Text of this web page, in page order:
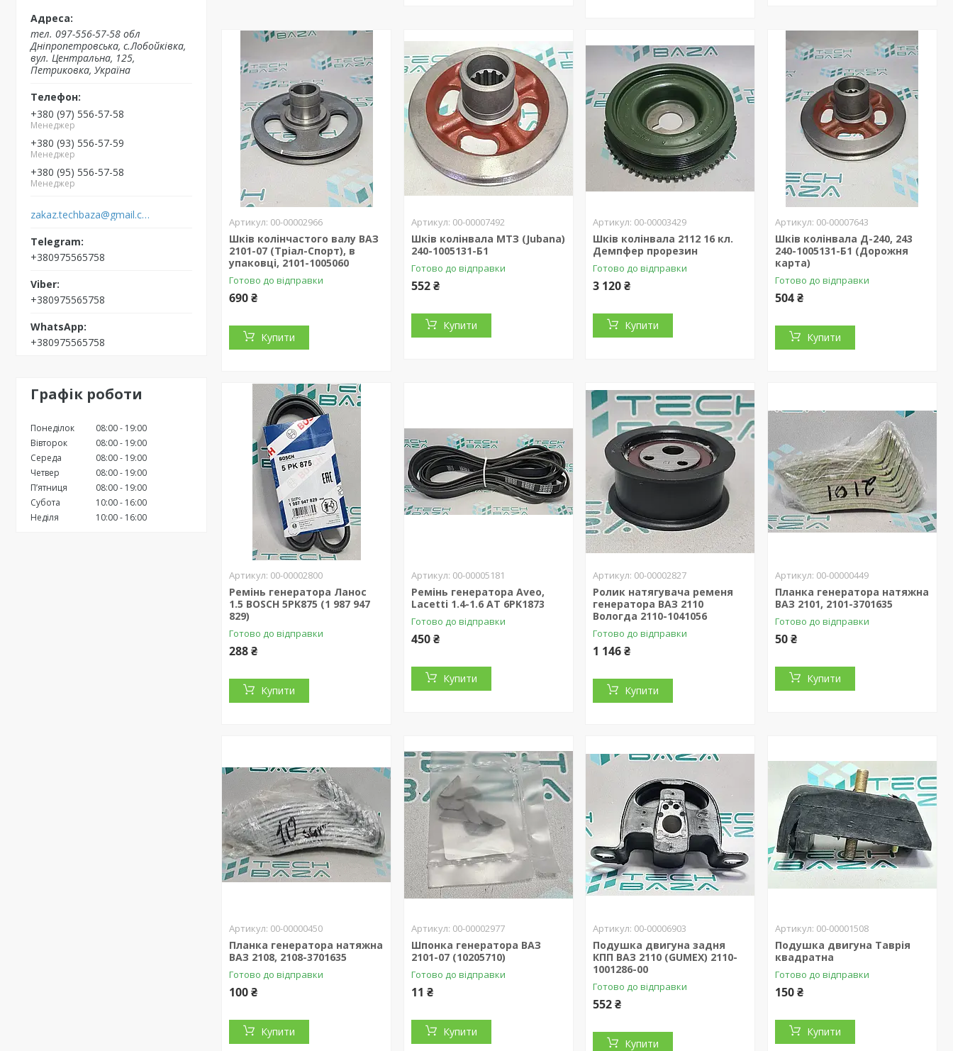
тел. 097-556-57-58 обл
Дніпропетровська, с.Лобойківка,
вул. Центральна, 125,
Петриковка, Україна
+380 (97) 556-57-58
Менеджер
+380 (93) 556-57-59
Менеджер
+380 (95) 556-57-58
Менеджер
zakaz.techbaza@gmail.com
+380975565758
+380975565758
+380975565758
Графік роботи
Понеділок 08:00
19:00
Вівторок
08:00
19:00
Середа
08:00
19:00
Четвер
08:00
19:00
Пʼятниця
08:00
19:00
Субота
10:00
16:00
Неділя
10:00 16:00
00-00002966
Шків колінчастого валу ВАЗ
2101-07 (Тріал-Спорт), в
упаковці, 2101-1005060
Готово до відправки
690 ₴
Купити
00-00007492
Шків колінвала МТЗ (Jubana)
240-1005131-Б1
Готово до відправки
552 ₴
Купити
00-00003429
Шків колінвала 2112 16 кл.
Демпфер прорезин
Готово до відправки
3 120 ₴
Купити
00-00007643
Шків колінвала Д-240, 243
240-1005131-Б1 (Дорожня
карта)
Готово до відправки
504 ₴
Купити
00-00002800
Ремінь генератора Ланос
1.5 BOSCH 5PK875 (1 987 947
829)
Готово до відправки
288 ₴
Купити
00-00005181
Ремінь генератора Aveo,
Lacetti 1.4-1.6 АТ 6PK1873
Готово до відправки
450 ₴
Купити
00-00002827
Ролик натягувача ременя
генератора ВАЗ 2110
Вологда 2110-1041056
Готово до відправки
1 146 ₴
Купити
00-00000449
Планка генератора натяжна
ВАЗ 2101, 2101-3701635
Готово до відправки
50 ₴
Купити
00-00000450
Планка генератора натяжна
ВАЗ 2108, 2108-3701635
Готово до відправки
100 ₴
Купити
00-00002977
Шпонка генератора ВАЗ
2101-07 (10205710)
Готово до відправки
11 ₴
Купити
00-00006903
Подушка двигуна задня
КПП ВАЗ 2110 (GUMEX) 2110-
1001286-00
Готово до відправки
552 ₴
Купити
00-00001508
Подушка двигуна Таврія
квадратна
Готово до відправки
150 ₴
Купити